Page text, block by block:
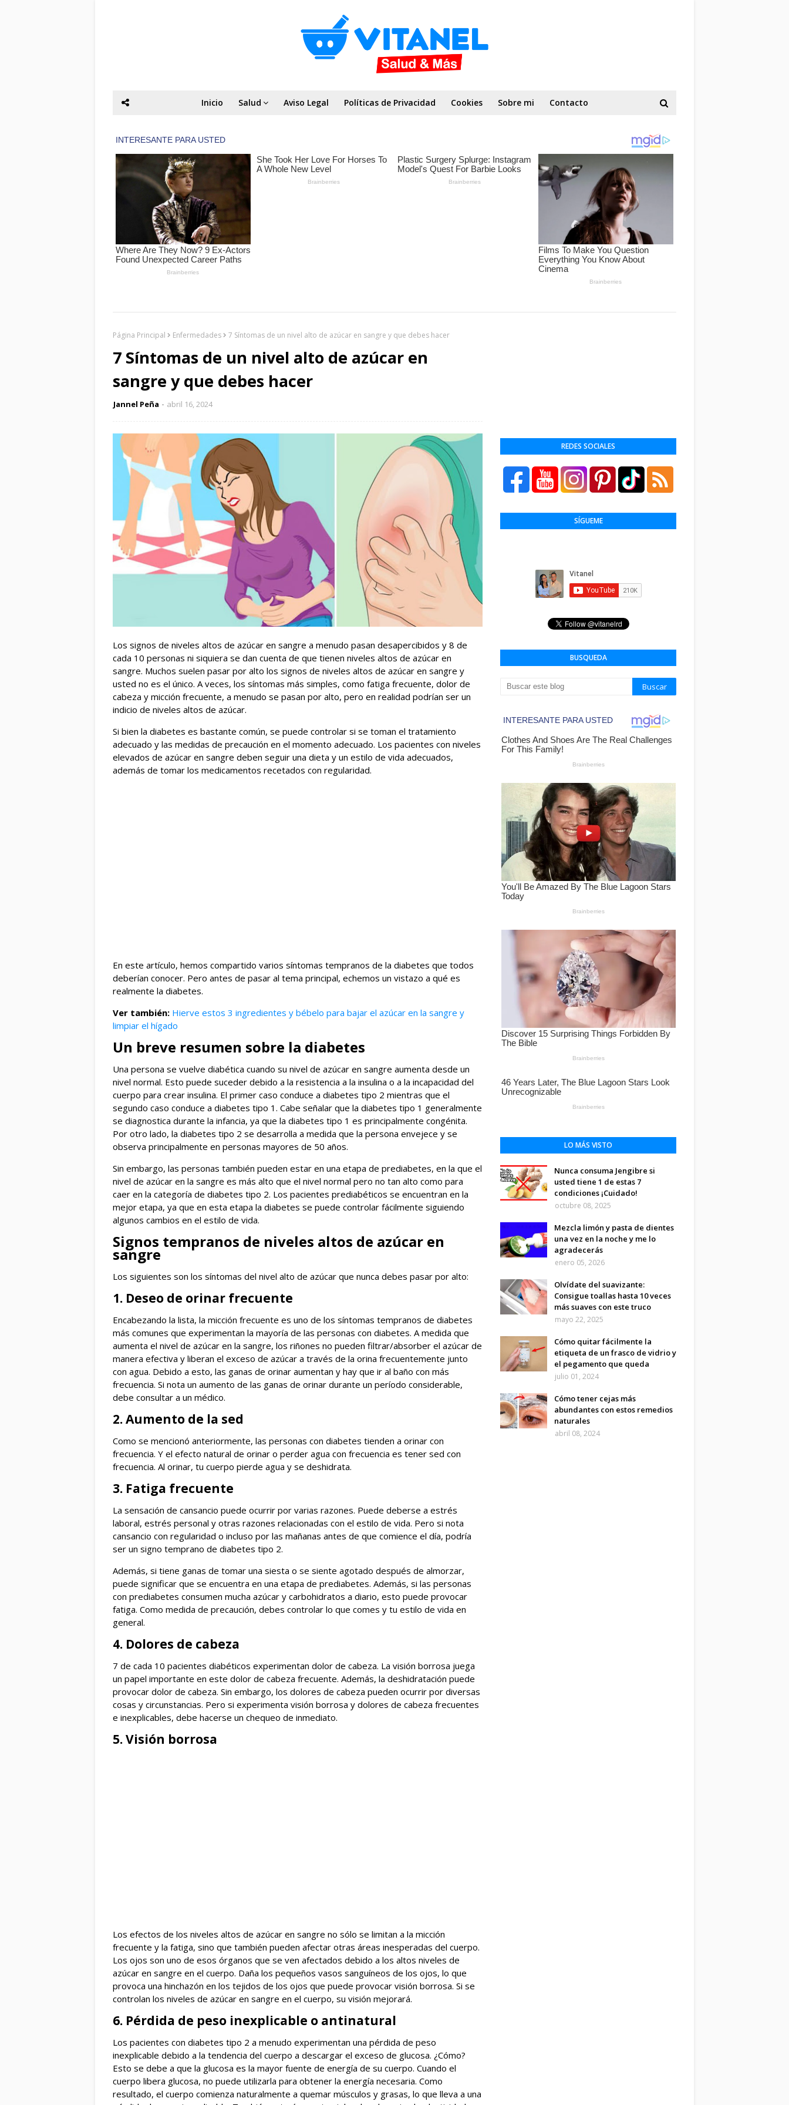
Inicio Salud Aviso Legal Políticas de Privacidad Cookies Sobre mi Contacto
Página Principal Enfermedades 7 Síntomas de un nivel alto de azúcar en sangre y que debes hacer
7 Síntomas de un nivel alto de azúcar en
sangre y que debes hacer
Jannel Peña abril 16, 2024
Los signos de niveles altos de azúcar en sangre a menudo pasan desapercibidos y 8 de
cada 10 personas ni siquiera se dan cuenta de que tienen niveles altos de azúcar en
sangre. Muchos suelen pasar por alto los signos de niveles altos de azúcar en sangre y
usted no es el único. A veces, los síntomas más simples, como fatiga frecuente, dolor de
cabeza y micción frecuente, a menudo se pasan por alto, pero en realidad podrían ser un
indicio de niveles altos de azúcar.
Si bien la diabetes es bastante común, se puede controlar si se toman el tratamiento
adecuado y las medidas de precaución en el momento adecuado. Los pacientes con niveles
elevados de azúcar en sangre deben seguir una dieta y un estilo de vida adecuados,
además de tomar los medicamentos recetados con regularidad.
En este artículo, hemos compartido varios síntomas tempranos de la diabetes que todos
deberían conocer. Pero antes de pasar al tema principal, echemos un vistazo a qué es
realmente la diabetes.
Ver también: Hierve estos 3 ingredientes y bébelo para bajar el azúcar en la sangre y
limpiar el hígado
Un breve resumen sobre la diabetes
Una persona se vuelve diabética cuando su nivel de azúcar en sangre aumenta desde un
nivel normal. Esto puede suceder debido a la resistencia a la insulina o a la incapacidad del
cuerpo para crear insulina. El primer caso conduce a diabetes tipo 2 mientras que el
segundo caso conduce a diabetes tipo 1. Cabe señalar que la diabetes tipo 1 generalmente
se diagnostica durante la infancia, ya que la diabetes tipo 1 es principalmente congénita.
Por otro lado, la diabetes tipo 2 se desarrolla a medida que la persona envejece y se
observa principalmente en personas mayores de 50 años.
Sin embargo, las personas también pueden estar en una etapa de prediabetes, en la que el
nivel de azúcar en la sangre es más alto que el nivel normal pero no tan alto como para
caer en la categoría de diabetes tipo 2. Los pacientes prediabéticos se encuentran en la
mejor etapa, ya que en esta etapa la diabetes se puede controlar fácilmente siguiendo
algunos cambios en el estilo de vida.
Signos tempranos de niveles altos de azúcar en
sangre
Los siguientes son los síntomas del nivel alto de azúcar que nunca debes pasar por alto:
1. Deseo de orinar frecuente
Encabezando la lista, la micción frecuente es uno de los síntomas tempranos de diabetes
más comunes que experimentan la mayoría de las personas con diabetes. A medida que
aumenta el nivel de azúcar en la sangre, los riñones no pueden filtrar/absorber el azúcar de
manera efectiva y liberan el exceso de azúcar a través de la orina frecuentemente junto
con agua. Debido a esto, las ganas de orinar aumentan y hay que ir al baño con más
frecuencia. Si nota un aumento de las ganas de orinar durante un período considerable,
debe consultar a un médico.
2. Aumento de la sed
Como se mencionó anteriormente, las personas con diabetes tienden a orinar con
frecuencia. Y el efecto natural de orinar o perder agua con frecuencia es tener sed con
frecuencia. Al orinar, tu cuerpo pierde agua y se deshidrata.
3. Fatiga frecuente
La sensación de cansancio puede ocurrir por varias razones. Puede deberse a estrés
laboral, estrés personal y otras razones relacionadas con el estilo de vida. Pero si nota
cansancio con regularidad o incluso por las mañanas antes de que comience el día, podría
ser un signo temprano de diabetes tipo 2.
Además, si tiene ganas de tomar una siesta o se siente agotado después de almorzar,
puede significar que se encuentra en una etapa de prediabetes. Además, si las personas
con prediabetes consumen mucha azúcar y carbohidratos a diario, esto puede provocar
fatiga. Como medida de precaución, debes controlar lo que comes y tu estilo de vida en
general.
4. Dolores de cabeza
7 de cada 10 pacientes diabéticos experimentan dolor de cabeza. La visión borrosa juega
un papel importante en este dolor de cabeza frecuente. Además, la deshidratación puede
provocar dolor de cabeza. Sin embargo, los dolores de cabeza pueden ocurrir por diversas
cosas y circunstancias. Pero si experimenta visión borrosa y dolores de cabeza frecuentes
e inexplicables, debe hacerse un chequeo de inmediato.
5. Visión borrosa
Los efectos de los niveles altos de azúcar en sangre no sólo se limitan a la micción
frecuente y la fatiga, sino que también pueden afectar otras áreas inesperadas del cuerpo.
Los ojos son uno de esos órganos que se ven afectados debido a los altos niveles de
azúcar en sangre en el cuerpo. Daña los pequeños vasos sanguíneos de los ojos, lo que
provoca una hinchazón en los tejidos de los ojos que puede provocar visión borrosa. Si se
controlan los niveles de azúcar en sangre en el cuerpo, su visión mejorará.
6. Pérdida de peso inexplicable o antinatural
Los pacientes con diabetes tipo 2 a menudo experimentan una pérdida de peso
inexplicable debido a la tendencia del cuerpo a descargar el exceso de glucosa. ¿Cómo?
Esto se debe a que la glucosa es la mayor fuente de energía de su cuerpo. Cuando el
cuerpo libera glucosa, no puede utilizarla para obtener la energía necesaria. Como
resultado, el cuerpo comienza naturalmente a quemar músculos y grasas, lo que lleva a una
REDES SOCIALES
SÍGUEME
BUSQUEDA
LO MÁS VISTO
Nunca consuma Jengibre si
usted tiene 1 de estas 7
condiciones ¡Cuidado!
octubre 08, 2025
Mezcla limón y pasta de dientes
una vez en la noche y me lo
agradecerás
enero 05, 2026
Olvídate del suavizante:
Consigue toallas hasta 10 veces
más suaves con este truco
mayo 22, 2025
Cómo quitar fácilmente la
etiqueta de un frasco de vidrio y
el pegamento que queda
julio 01, 2024
Cómo tener cejas más
abundantes con estos remedios
naturales
abril 08, 2024